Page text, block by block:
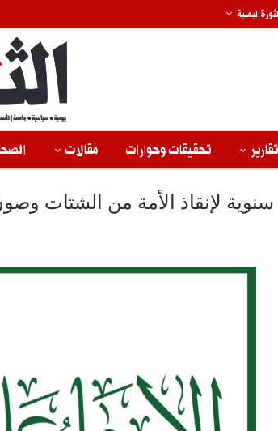
اليمنية
تحقيقات وحوارات مقالات
لإنقاذ الأمة من الشتات وصون